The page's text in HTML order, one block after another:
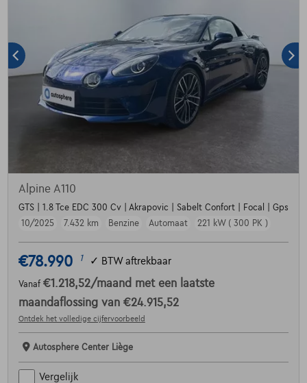
Alpine A110
GTS | 1.8 Tce EDC 300 Cv | Akrapovic | Sabelt Confort | Focal | Gps
10/2025
7.432 km Benzine Automaat 221 kW ( 300 PK )
€78.990 1 ✓ BTW aftrekbaar
Vanaf €1.218,52/maand met een laatste
maandaflossing van €24.915,52
Ontdek het volledige cijfervoorbeeld
Autosphere Center Liège
Vergelijk